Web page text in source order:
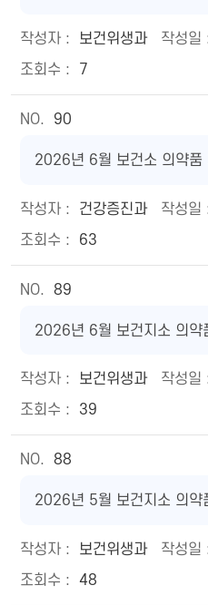
보건위생과
7
90
2026년 6월 보건소 의약품
건강증진과
63
89
2026년 6월 보건지소 의약
보건위생과
39
88
2026년 5월 보건지소 의약
보건위생과
48